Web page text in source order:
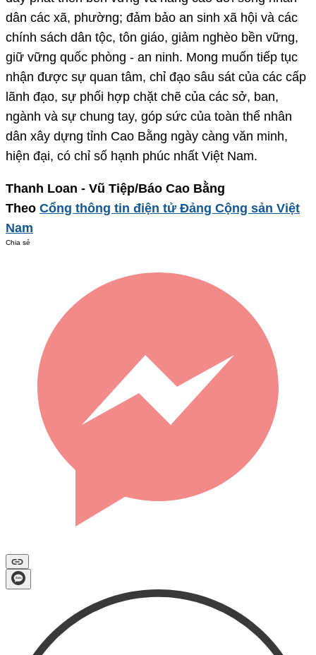
dân các xã, phường; đảm bảo an sinh xã hội và các
chính sách dân tộc, tôn giáo, giảm nghèo bền vững,
giữ vững quốc phòng - an ninh. Mong muốn tiếp tục
nhận được sự quan tâm, chỉ đạo sâu sát của các cấp
lãnh đạo, sự phối hợp chặt chẽ của các sở, ban,
ngành và sự chung tay, góp sức của toàn thể nhân
dân xây dựng tỉnh Cao Bằng ngày càng văn minh,
hiện đại, có chỉ số hạnh phúc nhất Việt Nam.
Thanh Loan - Vũ Tiệp/Báo Cao Bằng
Theo Cổng thông tin điện tử Đảng Cộng sản Việt
Nam
Chia sẻ